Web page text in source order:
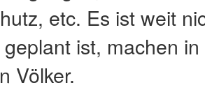
etc. Es ist weit
ist, machen
Völker.